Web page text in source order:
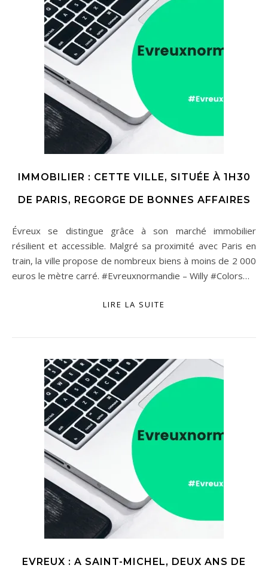
IMMOBILIER : CETTE VILLE, SITUÉE À 1H30
DE PARIS, REGORGE DE BONNES AFFAIRES
Évreux se distingue grâce à son marché immobilier
résilient et accessible. Malgré sa proximité avec Paris en
train, la ville propose de nombreux biens à moins de 2 000
euros le mètre carré. #Evreuxnormandie – Willy #Colors…
LIRE LA SUITE
EVREUX : A SAINT-MICHEL, DEUX ANS DE